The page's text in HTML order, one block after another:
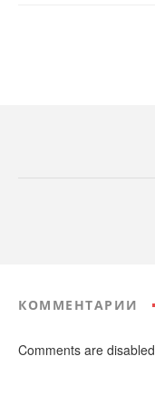
КОММЕНТАРИИ
Comments are disabled